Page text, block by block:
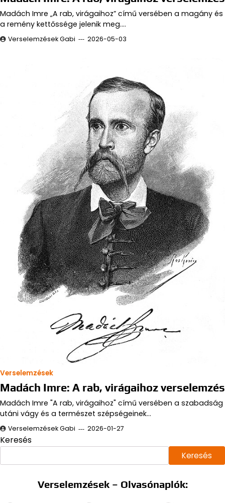
Madách Imre „A rab, virágaihoz” című versében a magány és
a remény kettőssége jelenik meg.…
Verselemzések Gabi 2026-05-03
Verselemzések
Madách Imre: A rab, virágaihoz verselemzés
Madách Imre "A rab, virágaihoz" című versében a szabadság
utáni vágy és a természet szépségeinek…
Verselemzések Gabi 2026-01-27
Keresés
Keresés
Verselemzések – Olvasónaplók: